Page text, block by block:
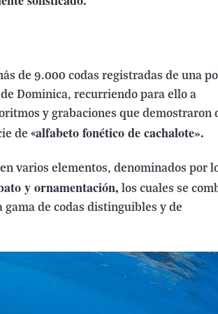
de 9.000 codas registradas de una
Dominica, recurriendo para ello a
y grabaciones que demostraron
de «alfabeto fonético de cachalote».
varios elementos, denominados por
y ornamentación, los cuales se
de codas distinguibles y de